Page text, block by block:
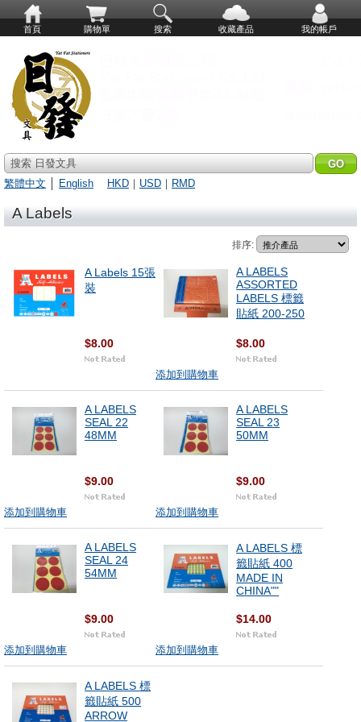
首頁 購物單 搜索 收藏產品 我的帳戶
搜索 日發文具
繁體中文
English HKD ｜ USD ｜ RMD
A Labels
排序:
A Labels 15張
裝
$8.00
A LABELS
ASSORTED
LABELS 標籤
貼紙 200-250
$8.00
添加到購物車
A LABELS
SEAL 22
48MM
$9.00
添加到購物車
A LABELS
SEAL 23
50MM
$9.00
添加到購物車
A LABELS
SEAL 24
54MM
$9.00
添加到購物車
A LABELS 標
籤貼紙 400
MADE IN
CHINA""
$14.00
添加到購物車
A LABELS 標
籤貼紙 500
ARROW